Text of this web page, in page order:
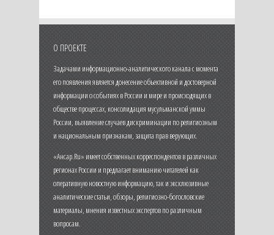
О ПРОЕКТЕ
Задачами информационно-аналитического канала с момента
его появления является донесение объективной и достоверной
информации о событиях в России и мире и происходящих в
обществе процессах, консолидация мусульманской уммы
России, выявление случаев дискриминации по религиозным
и национальным признакам, защита прав верующих.
«Ансар.Ru» имеет собственных корреспондентов в различных
регионах России и предлагает вниманию читателей как
оперативную новостную информацию, так и эксклюзивные
аналитические статьи, обзоры, религиозно-богословские
материалы, мнения известных экспертов по различным
вопросам.